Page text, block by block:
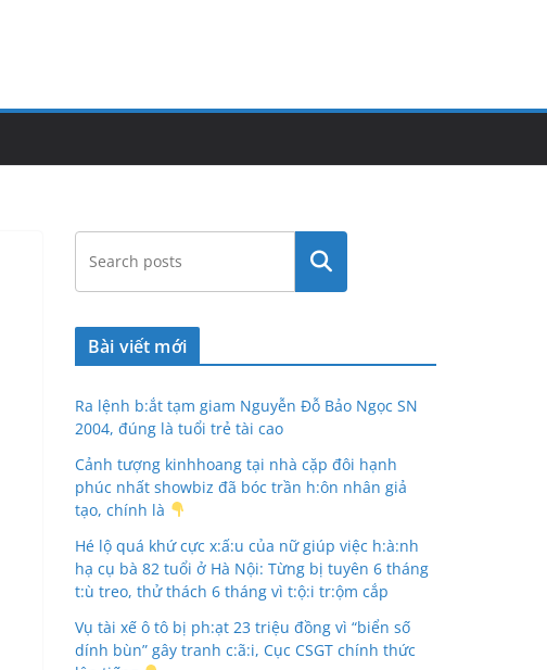
Tìm
kiếm
Bài viết mới
Ra lệnh b:ắt tạm giam Nguyễn Đỗ Bảo Ngọc SN
2004, đúng là tuổi trẻ tài cao
Cảnh tượng kinhhoang tại nhà cặp đôi hạnh
phúc nhất showbiz đã bóc trần h:ôn nhân giả
tạo, chính là
Hé lộ quá khứ cực x:ấ:u của nữ giúp việc h:à:nh
hạ cụ bà 82 tuổi ở Hà Nội: Từng bị tuyên 6 tháng
t:ù treo, thử thách 6 tháng vì t:ộ:i tr:ộm cắp
Vụ tài xế ô tô bị ph:ạt 23 triệu đồng vì “biển số
dính bùn” gây tranh c:ã:i, Cục CSGT chính thức